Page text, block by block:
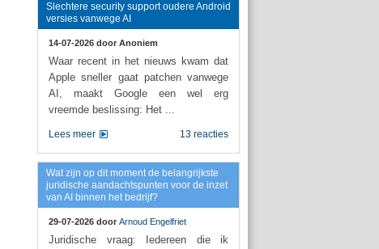
Slechtere security support oudere Android
versies vanwege AI
14-07-2026 door Anoniem
Waar recent in het nieuws kwam dat
Apple sneller gaat patchen vanwege
AI, maakt Google een wel erg
vreemde beslissing: Het ...
13 reacties
Lees meer
Wat zijn op dit moment de belangrijkste
juridische aandachtspunten voor de inzet
van AI binnen het bedrijf?
29-07-2026 door Arnoud Engelfriet
Juridische vraag: Iedereen die ik